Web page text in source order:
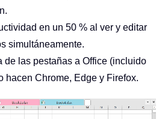
en un 50 % al ver y editar
simultáneamente.
de las pestañas a Office (incluido
hacen Chrome, Edge y Firefox.